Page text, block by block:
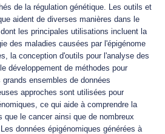
de la régulation génétique. Les outils et
aident de diverses manières dans le
les principales utilisations incluent la
des maladies causées par l'épigénome
la conception d'outils pour l'analyse des
développement de méthodes pour
ensembles de données
approches sont utilisées pour
ce qui aide à comprendre la
que le cancer ainsi que de nombreux
données épigénomiques générées à